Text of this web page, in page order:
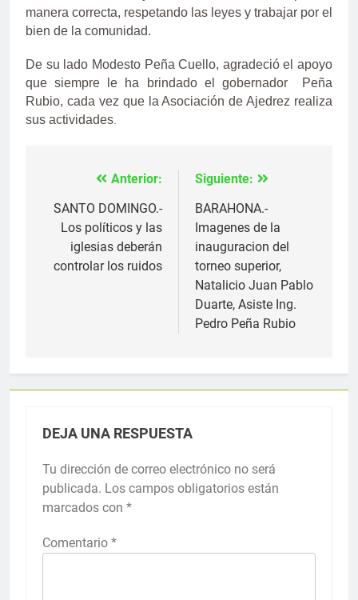
manera correcta, respetando las leyes y trabajar por el
bien de la comunidad.
De su lado Modesto Peña Cuello, agradeció el apoyo
que siempre le ha brindado el gobernador Peña
Rubio, cada vez que la Asociación de Ajedrez realiza
sus actividades.
Navegación
de
entradas
Anterior:
SANTO DOMINGO.-
Los políticos y las
iglesias deberán
controlar los ruidos
Siguiente:
BARAHONA.-
Imagenes de la
inauguracion del
torneo superior,
Natalicio Juan Pablo
Duarte, Asiste Ing.
Pedro Peña Rubio
DEJA UNA RESPUESTA
Tu dirección de correo electrónico no será
publicada. Los campos obligatorios están
marcados con *
Comentario *